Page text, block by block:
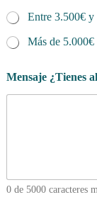
Entre 3.500€ y
Más de 5.000€
Mensaje ¿Tienes
0 de 5000 caracteres